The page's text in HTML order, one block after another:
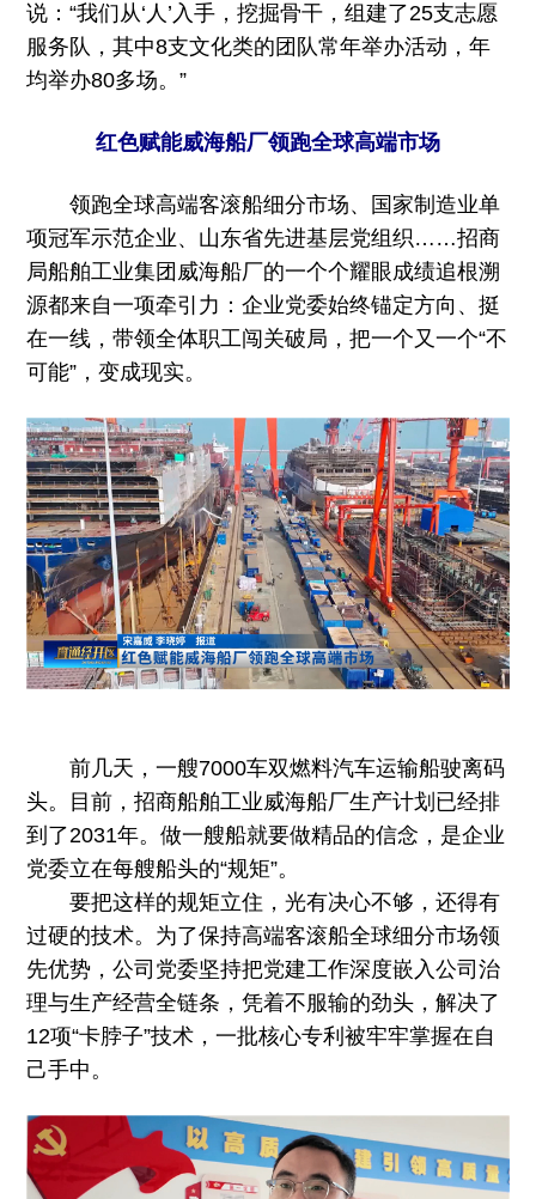
说：“我们从‘人’入手，挖掘骨干，组建了25支志愿
服务队，其中8支文化类的团队常年举办活动，年
均举办80多场。”
红色赋能威海船厂领跑全球高端市场
领跑全球高端客滚船细分市场、国家制造业单
项冠军示范企业、山东省先进基层党组织……招商
局船舶工业集团威海船厂的一个个耀眼成绩追根溯
源都来自一项牵引力：企业党委始终锚定方向、挺
在一线，带领全体职工闯关破局，把一个又一个“不
可能”，变成现实。
前几天，一艘7000车双燃料汽车运输船驶离码
头。目前，招商船舶工业威海船厂生产计划已经排
到了2031年。做一艘船就要做精品的信念，是企业
党委立在每艘船头的“规矩”。
要把这样的规矩立住，光有决心不够，还得有
过硬的技术。为了保持高端客滚船全球细分市场领
先优势，公司党委坚持把党建工作深度嵌入公司治
理与生产经营全链条，凭着不服输的劲头，解决了
12项“卡脖子”技术，一批核心专利被牢牢掌握在自
己手中。